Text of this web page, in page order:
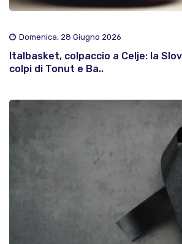
Domenica, 28 Giugno 2026
Italbasket, colpaccio a Celje: la
colpi di Tonut e Ba..